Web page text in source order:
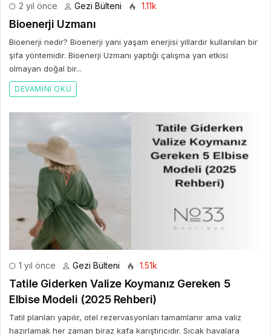
2 yıl önce Gezi Bülteni 1.11k
Bioenerji Uzmanı
Bioenerji nedir? Bioenerji yani yaşam enerjisi yıllardır kullanılan bir
şifa yöntemidir. Bioenerji Uzmanı yaptığı çalışma yan etkisi
olmayan doğal bir...
DEVAMINI OKU
1 yıl önce Gezi Bülteni 1.51k
Tatile Giderken Valize Koymanız Gereken 5
Elbise Modeli (2025 Rehberi)
Tatil planları yapılır, otel rezervasyonları tamamlanır ama valiz
hazırlamak her zaman biraz kafa karıştırıcıdır. Sıcak havalara